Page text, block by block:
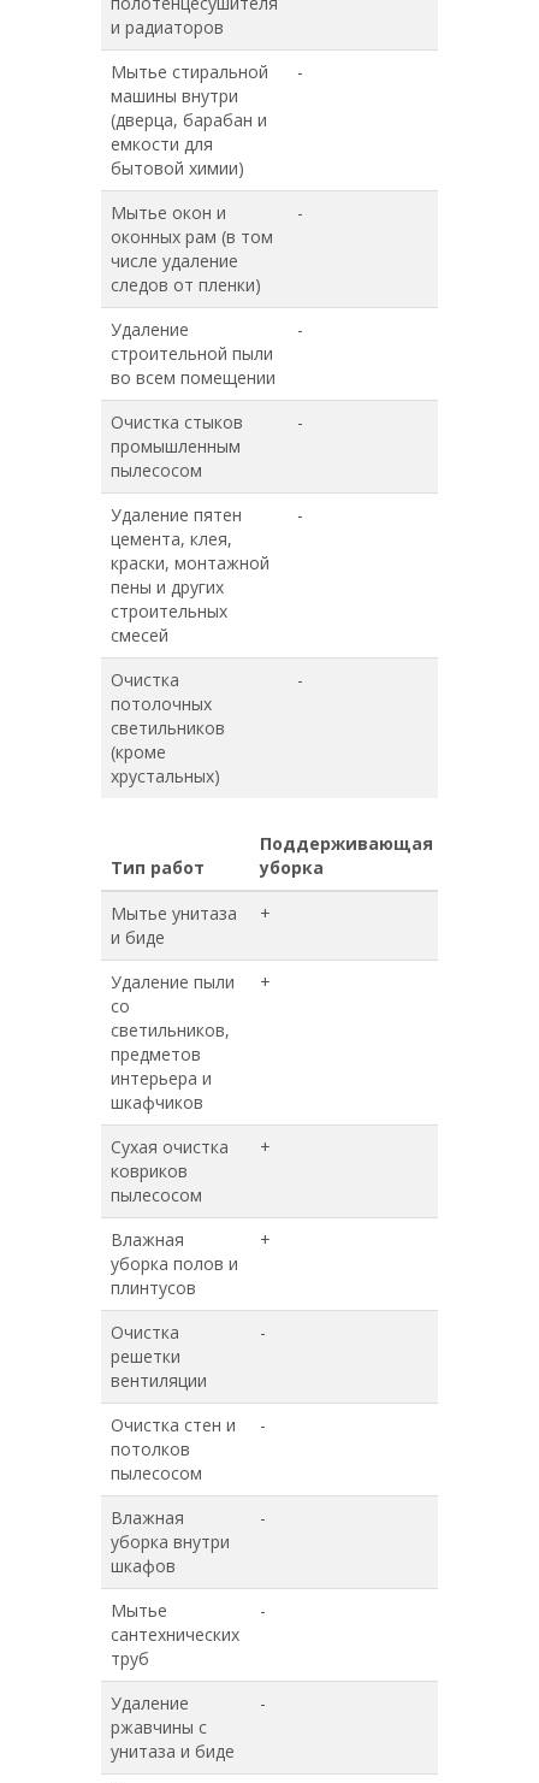
и радиаторов
Мытье стиральной
машины внутри
(дверца, барабан и
емкости для
бытовой химии)
-
Мытье окон и
оконных рам (в том
числе удаление
следов от пленки)
-
Удаление
строительной пыли
во всем помещении
-
Очистка стыков
промышленным
пылесосом
-
Удаление пятен
цемента, клея,
краски, монтажной
пены и других
строительных
смесей
-
Очистка
потолочных
светильников
(кроме
хрустальных)
-
Тип работ
Поддерживающая
уборка
Мытье унитаза
и биде
+
Удаление пыли
со
светильников,
предметов
интерьера и
шкафчиков
+
Сухая очистка
ковриков
пылесосом
+
Влажная
уборка полов и
плинтусов
+
Очистка
решетки
вентиляции
-
Очистка стен и
потолков
пылесосом
-
Влажная
уборка внутри
шкафов
-
Мытье
сантехнических
труб
-
Удаление
ржавчины с
унитаза и биде
-